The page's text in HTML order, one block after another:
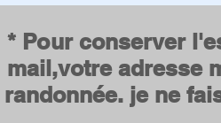
* Pour conserver
mail,votre adresse
randonnée. je ne